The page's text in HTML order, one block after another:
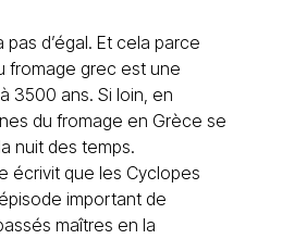
pas d’égal. Et cela parce
fromage grec est une
3500 ans. Si loin, en
du fromage en Grèce se
nuit des temps.
écrivit que les Cyclopes
important de
maîtres en la